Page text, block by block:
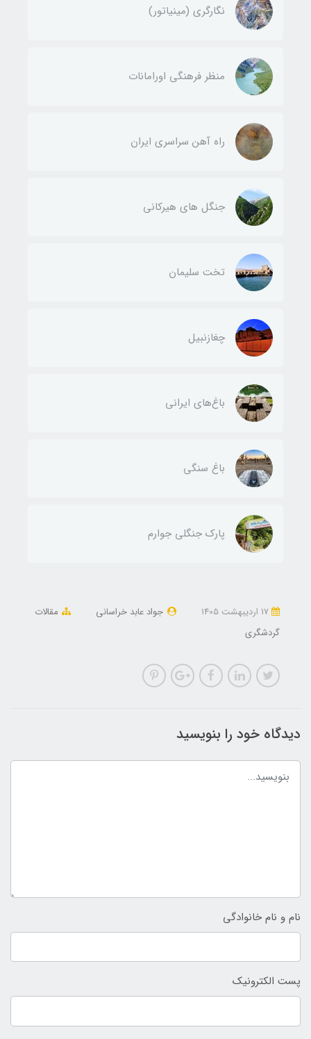
نگارگری (مینیاتور)
منظر فرهنگی اورامانات
راه آهن سراسری ایران
جنگل های هیرکانی
تخت سلیمان
چغازنبیل
باغ‌های ایرانی
باغ سنگی
پارک جنگلی جوارم
جواد عابد خراسانی
مقالات
گردشگری
دیدگاه خود را بنویسید
نام و نام خانوادگی
پست الکترونیک